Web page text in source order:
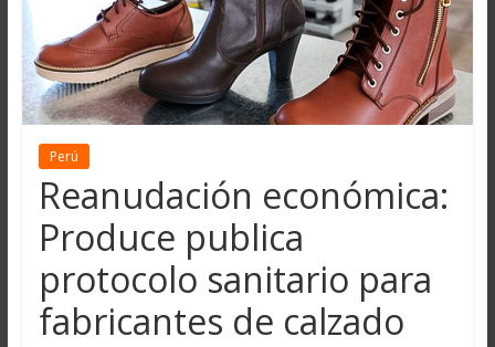
Perú
Reanudación económica:
Produce publica
protocolo sanitario para
fabricantes de calzado